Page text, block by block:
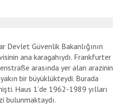
Devlet Güvenlik Bakanlığının
ana karagahıydı. Frankfurter
arasında yer alan arazinin
bir büyüklükteydi. Burada
Haus 1’de 1962-1989 yılları
bulunmaktaydı.